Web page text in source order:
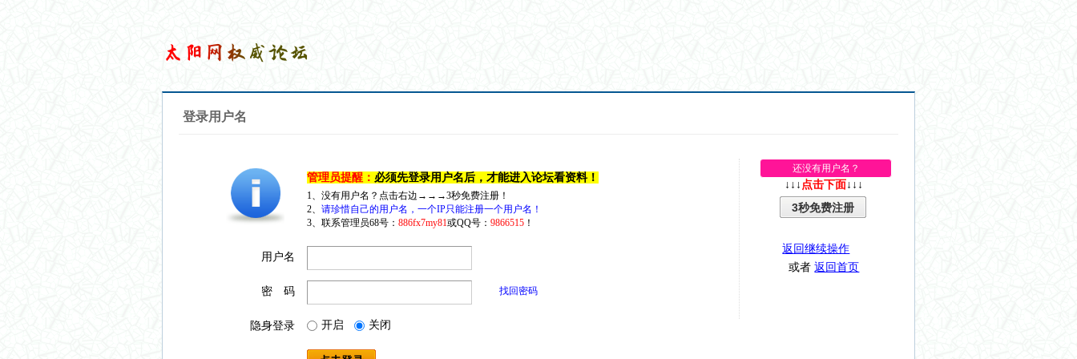
登录用户名
管理员提醒： 必须先登录用户名后，才能进入论坛看资料！
1、没有用户名？点击右边→→→3秒免费注册！
2、 请珍惜自己的用户名，一个IP只能注册一个用户名！
3、联系管理员68号： 886fx7my81或QQ号： 9866515！
用户名
密 码 找回密码
隐身登录 开启 关闭
还没有用户名？
↓↓↓ 点击下面 ↓↓↓
3秒免费注册
返回继续操作
或者返回首页